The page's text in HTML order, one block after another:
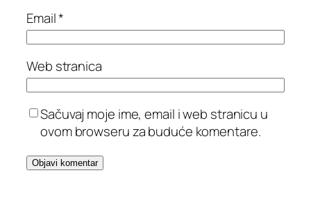
Email*
Web stranica
Sačuvaj moje ime, email i web stranicu u
ovom browseru za buduće komentare.